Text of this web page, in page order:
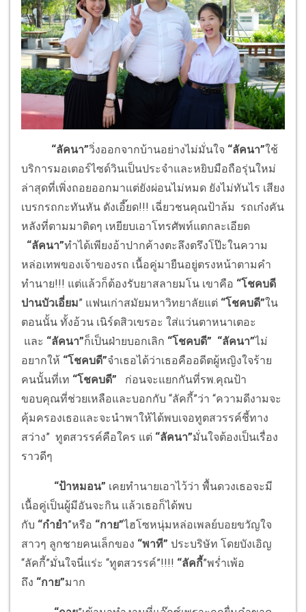
“ลัคนา”วิ่งออกจากบ้านอย่างไม่มั่นใจ “ลัคนา”ใช้
บริการมอเตอร์ไซด์วินเป็นประจำและหยิบมือถือรุ่นใหม่
ล่าสุดที่เพิ่งถอยออกมาแต่ยังผ่อนไม่หมด ยังไม่ทันไร เสียง
เบรกรถกะทันหัน ดังเอี๊ยด!!! เฉี่ยวชนคุณป้าล้ม รถเก๋งคัน
หลังที่ตามมาติดๆ เหยียบเอาโทรศัพท์แตกละเอียด
“ลัคนา”ทำได้เพียงอ้าปากค้างตะลึงตรึงโป๊ะในความ
หล่อเทพของเจ้าของรถ เนื้อคู่มายืนอยู่ตรงหน้าตามคำ
ทำนาย!!! แต่แล้วก็ต้องรับยาสลายมโน เขาคือ “โชคบดี
ปานบัวเอี่ยม” แฟนเก่าสมัยมหาวิทยาลัยแต่ “โชคบดี”ใน
ตอนนั้น ทั้งอ้วน เนิร์ดสิวเขรอะ ใส่แว่นตาหนาเตอะ
และ “ลัคนา”ก็เป็นฝ่ายบอกเลิก “โชคบดี” “ลัคนา”ไม่
อยากให้ “โชคบดี”จำเธอได้ว่าเธอคืออดีตผู้หญิงใจร้าย
คนนั้นที่เท “โชคบดี”
ก่อนจะแยกกันที่รพ.คุณป้า
ขอบคุณที่ช่วยเหลือและบอกกับ “ลัคกี้”ว่า “ความดีงามจะ
คุ้มครองเธอและจะนำพาให้ได้พบเจอทูตสวรรค์ชี้ทาง
สว่าง” ทูตสวรรค์คือใคร แต่ “ลัคนา”มั่นใจต้องเป็นเรื่อง
ราวดีๆ
“ป้าหมอน” เคยทำนายเอาไว้ว่า พื้นดวงเธอจะมี
เนื้อคู่เป็นผู้มีอันจะกิน แล้วเธอก็ได้พบ
กับ “กำยำ”หรือ “กาย”ไฮโซหนุ่มหล่อเพลย์บอยขวัญใจ
สาวๆ ลูกชายคนเล็กของ “พาที” ประบริษัท โดยบังเอิญ
“ลัคกี้”มั่นใจนี่แร่ะ “ทูตสวรรค์”!!!! “ลัคกี้”พร่ำเพ้อ
ถึง “กาย”มาก